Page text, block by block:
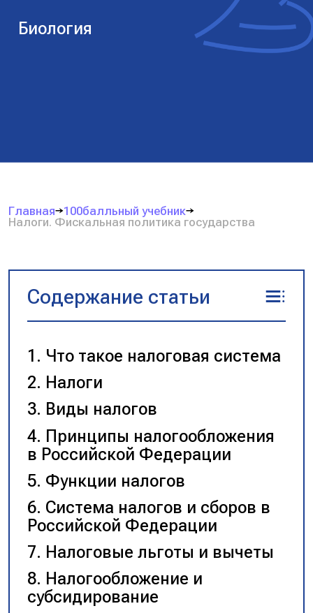
Биология
Главная
100балльный учебник
Налоги. Фискальная политика государства
Содержание статьи
Что такое налоговая система
Налоги
Виды налогов
Принципы налогообложения
в Российской Федерации
Функции налогов
Система налогов и сборов в
Российской Федерации
Налоговые льготы и вычеты
Налогообложение и
субсидирование